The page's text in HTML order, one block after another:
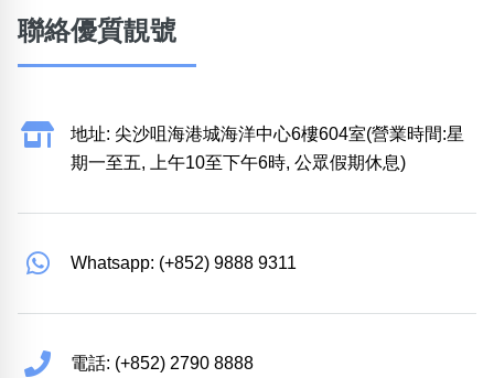
聯絡優質靚號
地址: 尖沙咀海港城海洋中心6樓604室(營業時間:星
期一至五, 上午10至下午6時, 公眾假期休息)
Whatsapp: (+852) 9888 9311
電話: (+852) 2790 8888